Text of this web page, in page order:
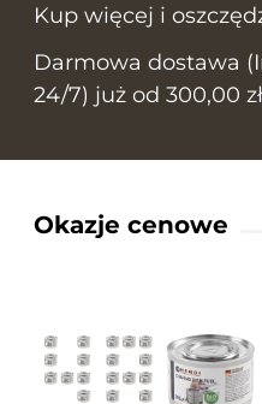
Kup więcej i
Darmowa dostawa
24/7) już od 300,00
Okazje cenowe